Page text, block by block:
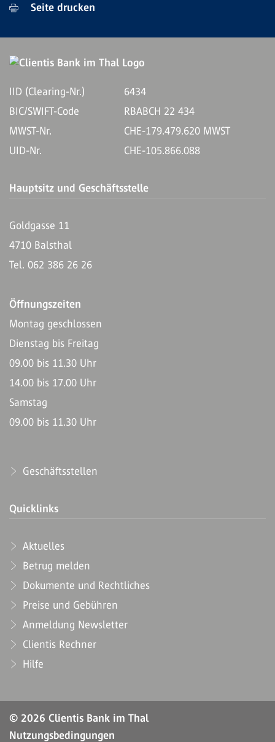
Seite drucken
IID (Clearing-Nr.)
6434
BIC/SWIFT-Code
RBABCH 22 434
MWST-Nr.
CHE-179.479.620 MWST
UID-Nr.
CHE-105.866.088
Hauptsitz und Geschäftsstelle
Goldgasse 11
4710 Balsthal
Tel. 062 386 26 26
Öffnungszeiten
Montag geschlossen
Dienstag bis Freitag
09.00 bis 11.30 Uhr
14.00 bis 17.00 Uhr
Samstag
09.00 bis 11.30 Uhr
Geschäftsstellen
Quicklinks
Aktuelles
Betrug melden
Dokumente und Rechtliches
Preise und Gebühren
Anmeldung Newsletter
Clientis Rechner
Hilfe
© 2026 Clientis Bank im Thal
Nutzungsbedingungen